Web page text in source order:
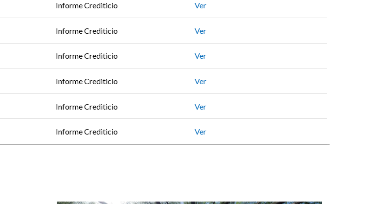
Informe Crediticio Ver
Informe Crediticio Ver
Informe Crediticio Ver
Informe Crediticio Ver
Informe Crediticio Ver
Informe Crediticio Ver